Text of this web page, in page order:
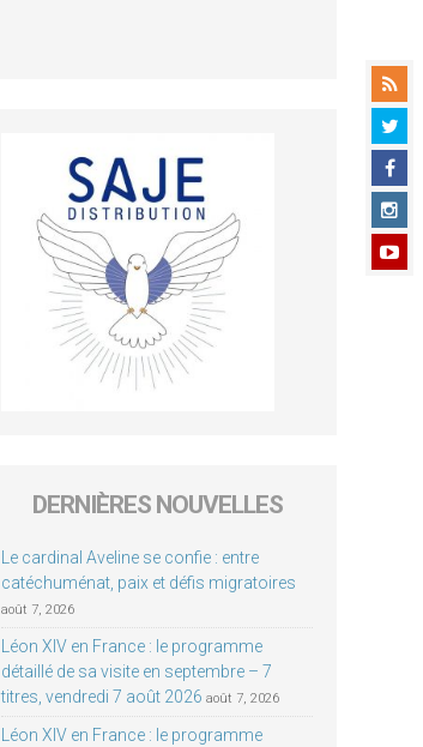
DERNIÈRES NOUVELLES
Le cardinal Aveline se confie : entre
catéchuménat, paix et défis migratoires
août 7, 2026
Léon XIV en France : le programme
détaillé de sa visite en septembre – 7
titres, vendredi 7 août 2026 août 7, 2026
Léon XIV en France : le programme